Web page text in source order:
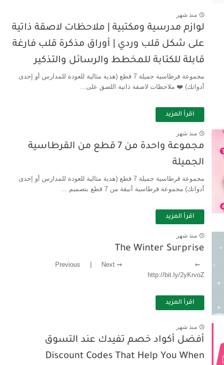
منذ شهر
لوازم مدرسية ومكتبية | ملاحظات لاصقة ذاتية
على شكل قلب وردي | أوراق مذكرة قلب فارغة
قابلة للكتابة للمخطط والرسائل والتذكير
مجموعة قرطاسية جميلة 7 قطع (هدية مثالية للعودة للمدارس أو إحدى
أدواتك) ❤️ ملاحظات لاصقة ذاتية اللصق على...
اقرأ المزيد
منذ شهر
مجموعة واحدة من 7 قطع من القرطاسية
الجميلة
مجموعة قرطاسية جميلة 7 قطع (هدية مثالية للعودة للمدارس أو إحدى
أدواتك) مجموعة قرطاسية أنيقة من 7 قطع بتصميم ...
اقرأ المزيد
منذ شهر
The Winter Surprise
⇜Previous | Next ⇝
http://bit.ly/2yKrvoZ
اقرأ المزيد
منذ شهر
أفضل أكواد خصم تفيدك عند التسوق
Discount Codes That Help You When